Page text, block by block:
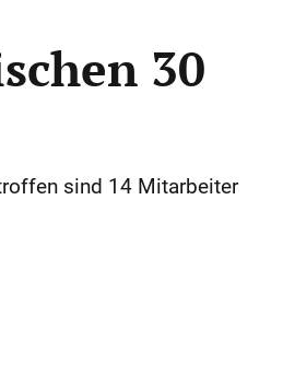
30
sind 14 Mitarbeiter